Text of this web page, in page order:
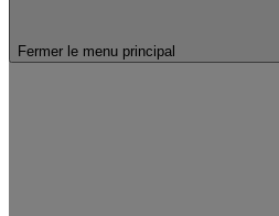
Fermer le menu principal